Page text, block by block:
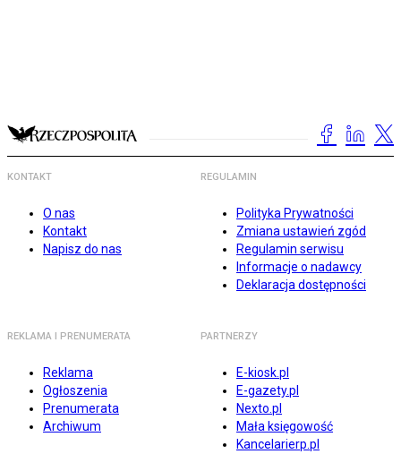
KONTAKT
O nas
Kontakt
Napisz do nas
REGULAMIN
Polityka Prywatności
Zmiana ustawień zgód
Regulamin serwisu
Informacje o nadawcy
Deklaracja dostępności
REKLAMA I PRENUMERATA
Reklama
Ogłoszenia
Prenumerata
Archiwum
PARTNERZY
E-kiosk.pl
E-gazety.pl
Nexto.pl
Mała księgowość
Kancelarierp.pl